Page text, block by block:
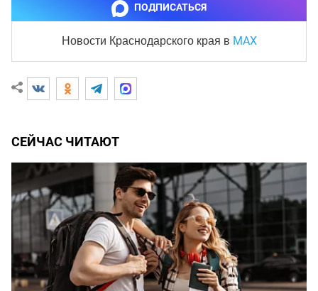
ПОДПИСАТЬСЯ
Новости Краснодарского края в MAX
СЕЙЧАС ЧИТАЮТ